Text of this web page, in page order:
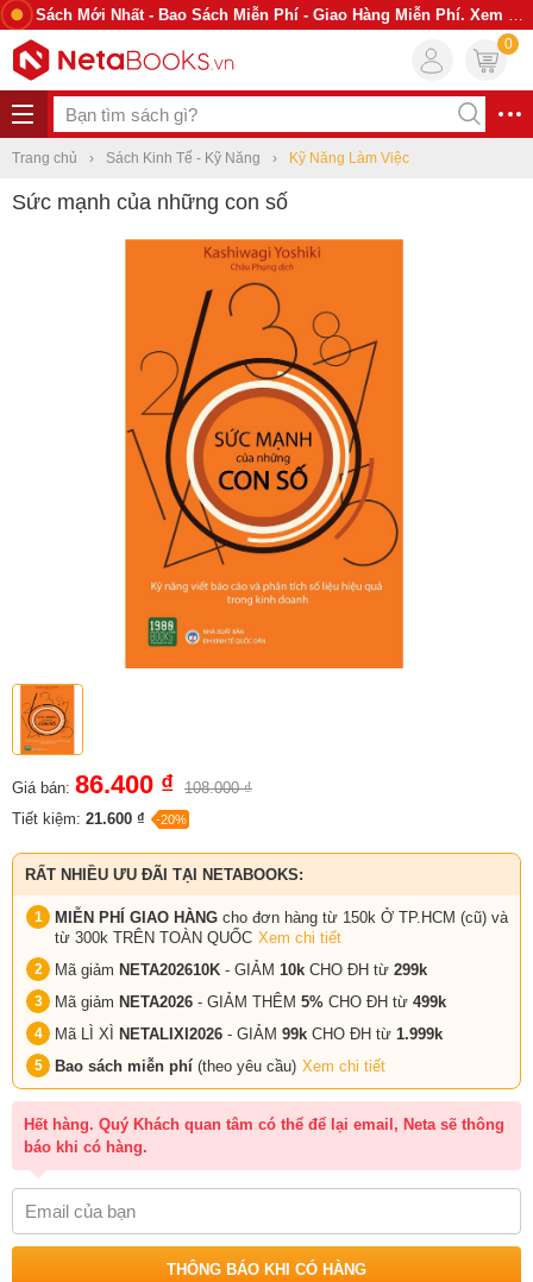
Sách Mới Nhất - Bao Sách Miễn Phí - Giao Hàng Miễn Phí. Xem Ngay
0
Trang chủ Sách Kinh Tế - Kỹ Năng Kỹ Năng Làm Việc
Sức mạnh của những con số
Giá bán: 86.400 ₫ 108.000 ₫
Tiết kiệm: 21.600 ₫ -20%
RẤT NHIỀU ƯU ĐÃI TẠI NETABOOKS:
MIỄN PHÍ GIAO HÀNG cho đơn hàng từ 150k Ở TP.HCM (cũ) và
từ 300k TRÊN TOÀN QUỐC Xem chi tiết
Mã giảm NETA202610K - GIẢM 10k CHO ĐH từ 299k
Mã giảm NETA2026 - GIẢM THÊM 5% CHO ĐH từ 499k
Mã LÌ XÌ
NETALIXI2026 - GIẢM 99k CHO ĐH từ 1.999k
Bao sách miễn phí (theo yêu cầu) Xem chi tiết
Hết hàng. Quý Khách quan tâm có thể để lại email, Neta sẽ thông
báo khi có hàng.
THÔNG BÁO KHI CÓ HÀNG